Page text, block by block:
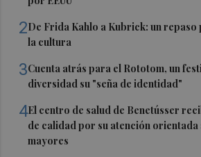
2De Frida Kahlo a Kubrick: un repaso
la cultura
3Cuenta atrás para el Rototom, un
diversidad su "seña de identidad"
4El centro de salud de Benetússer
de calidad por su atención orientada
mayores